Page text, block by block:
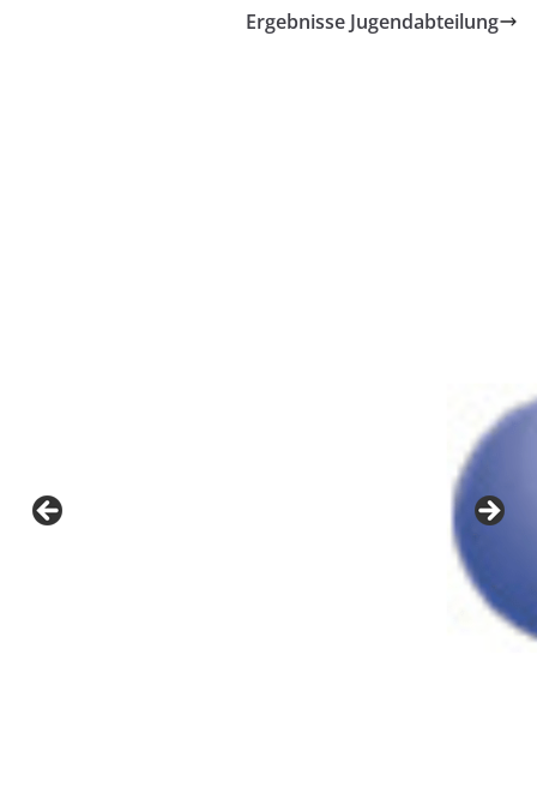
Ergebnisse Jugendabteilung